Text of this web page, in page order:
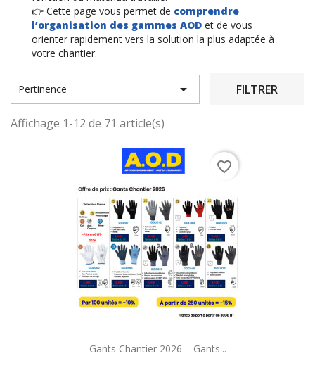
👉 Cette page vous permet de comprendre
l’organisation des gammes AOD et de vous
orienter rapidement vers la solution la plus adaptée à
votre chantier.
Pertinence  FILTRER
Affichage 1-12 de 71 article(s)
Gants Chantier 2026 – Gants...
favorite_border